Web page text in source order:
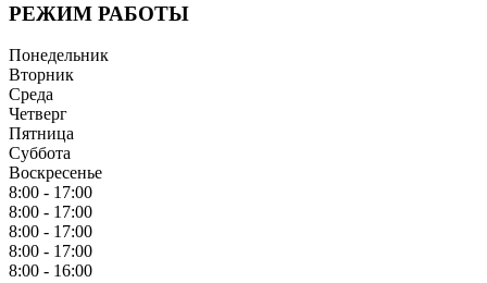
РЕЖИМ РАБОТЫ
Понедельник
Вторник
Среда
Четверг
Пятница
Суббота
Воскресенье
8:00 - 17:00
8:00 - 17:00
8:00 - 17:00
8:00 - 17:00
8:00 - 16:00